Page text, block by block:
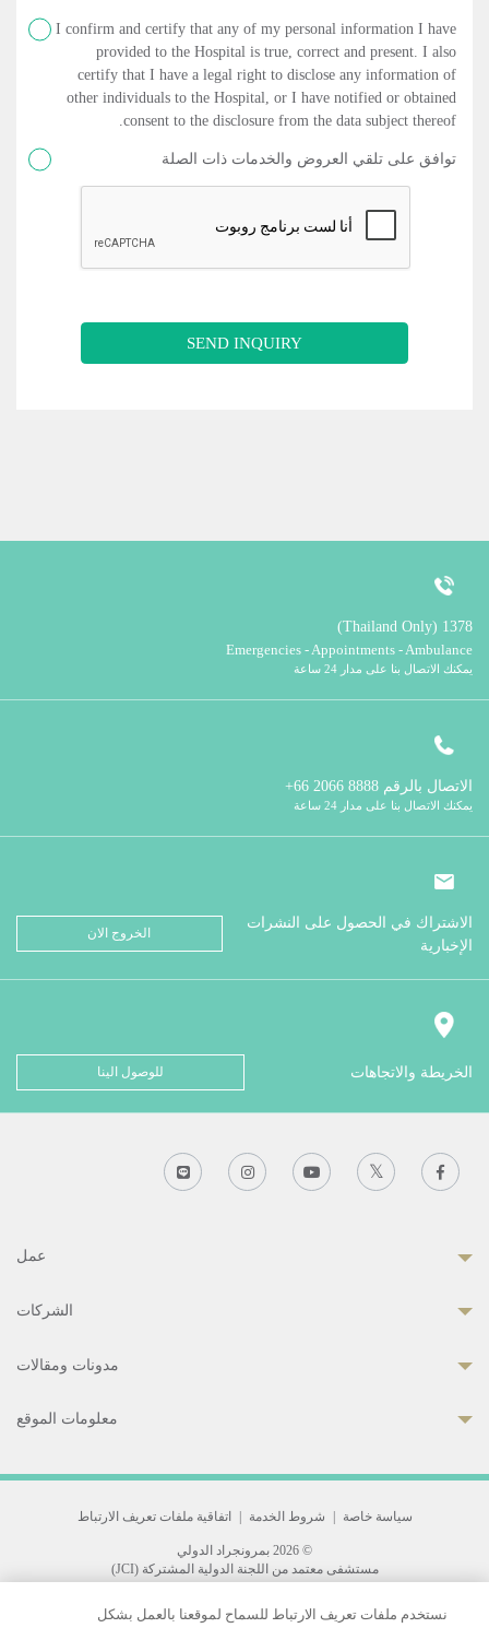
I confirm and certify that any of my personal information I have
provided to the Hospital is true, correct and present. I also
certify that I have a legal right to disclose any information of
other individuals to the Hospital, or I have notified or obtained
consent to the disclosure from the data subject thereof.
توافق على تلقي العروض والخدمات ذات الصلة
SEND INQUIRY
1378 (Thailand Only)
Emergencies - Appointments - Ambulance
يمكنك الاتصال بنا على مدار 24 ساعة
الاتصال بالرقم
يمكنك الاتصال بنا على مدار 24 ساعة
الاشتراك في الحصول على النشرات
الإخبارية
الخروج الان
الخريطة والاتجاهات للوصول الينا
عمل
الشركات
مدونات ومقالات
معلومات الموقع
سياسة خاصة شروط الخدمة اتفاقية ملفات تعريف الارتباط
© 2026 بمرونجراد الدولي
مستشفى معتمد من اللجنة الدولية المشتركة (JCI)
33 Sukhumvit 3, Wattana, Bangkok 10110 Thailand.
نستخدم ملفات تعريف الارتباط للسماح لموقعنا بالعمل بشكل